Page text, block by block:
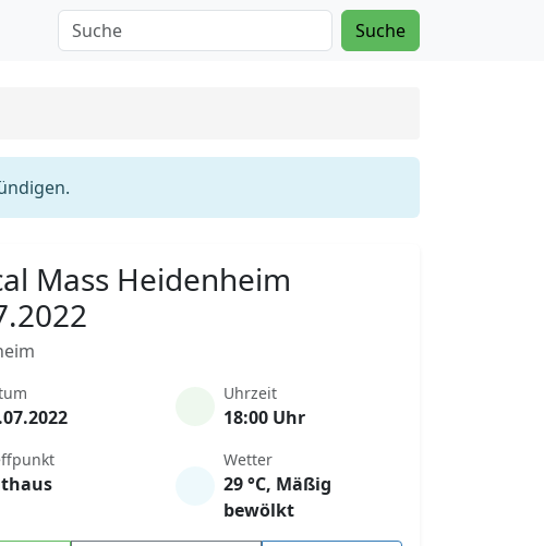
Suche
Mass Heidenheim
Uhrzeit
18:00 Uhr
Wetter
29 °C, Mäßig
bewölkt